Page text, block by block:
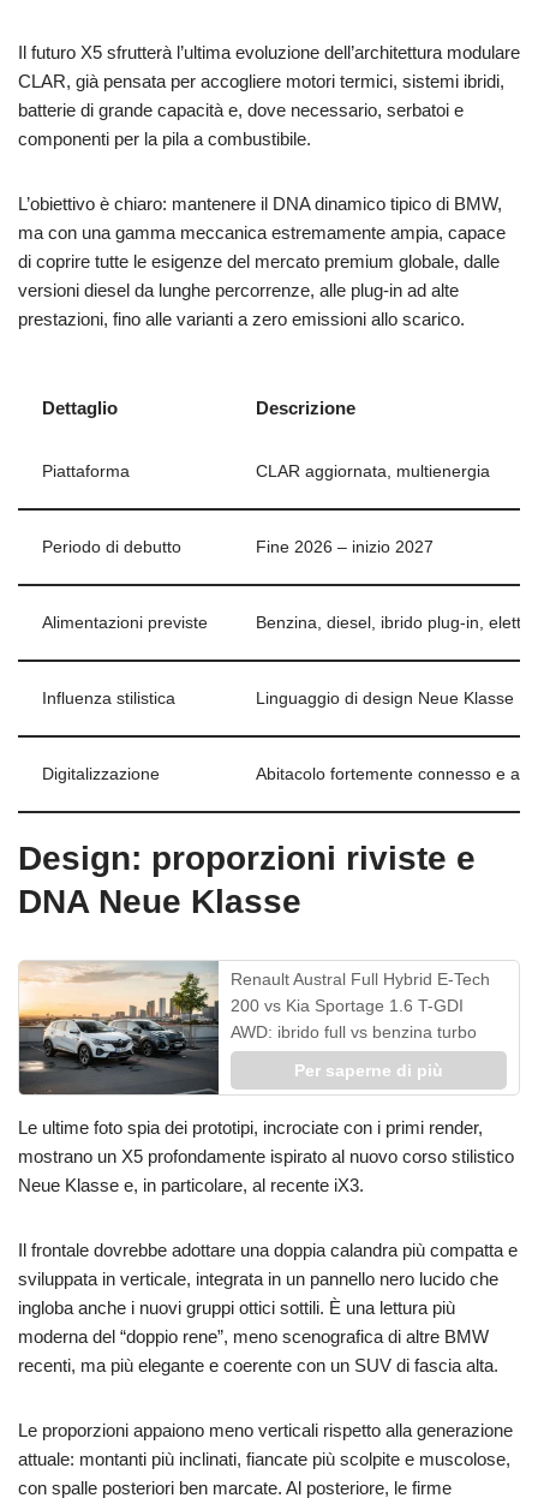
Il futuro X5 sfrutterà l’ultima evoluzione dell’architettura modulare
CLAR, già pensata per accogliere motori termici, sistemi ibridi,
batterie di grande capacità e, dove necessario, serbatoi e
componenti per la pila a combustibile.
L’obiettivo è chiaro: mantenere il DNA dinamico tipico di BMW,
ma con una gamma meccanica estremamente ampia, capace
di coprire tutte le esigenze del mercato premium globale, dalle
versioni diesel da lunghe percorrenze, alle plug-in ad alte
prestazioni, fino alle varianti a zero emissioni allo scarico.
Dettaglio Descrizione
Piattaforma CLAR aggiornata, multienergia
Periodo di debutto Fine 2026 – inizio 2027
Alimentazioni previste Benzina, diesel, ibrido plug-in,
Influenza stilistica Linguaggio di design Neue Klasse
Digitalizzazione Abitacolo fortemente connesso e
Design: proporzioni riviste e
DNA Neue Klasse
Renault Austral Full Hybrid E-Tech
200 vs Kia Sportage 1.6 T-GDI
AWD: ibrido full vs benzina turbo
Per saperne di più
Le ultime foto spia dei prototipi, incrociate con i primi render,
mostrano un X5 profondamente ispirato al nuovo corso stilistico
Neue Klasse e, in particolare, al recente iX3.
Il frontale dovrebbe adottare una doppia calandra più compatta e
sviluppata in verticale, integrata in un pannello nero lucido che
ingloba anche i nuovi gruppi ottici sottili. È una lettura più
moderna del “doppio rene”, meno scenografica di altre BMW
recenti, ma più elegante e coerente con un SUV di fascia alta.
Le proporzioni appaiono meno verticali rispetto alla generazione
attuale: montanti più inclinati, fiancate più scolpite e muscolose,
con spalle posteriori ben marcate. Al posteriore, le firme